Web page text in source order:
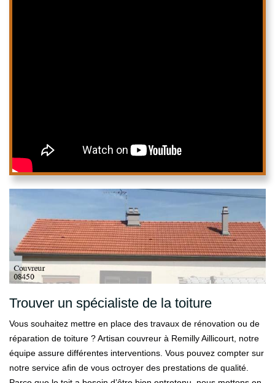
Trouver un spécialiste de la toiture
Vous souhaitez mettre en place des travaux de rénovation ou de
réparation de toiture ? Artisan couvreur à Remilly Aillicourt, notre
équipe assure différentes interventions. Vous pouvez compter sur
notre service afin de vous octroyer des prestations de qualité.